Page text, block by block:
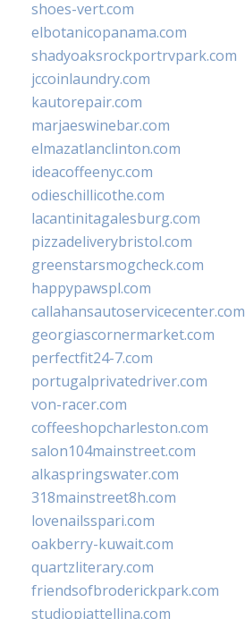
shoes-vert.com
elbotanicopanama.com
shadyoaksrockportrvpark.com
jccoinlaundry.com
kautorepair.com
marjaeswinebar.com
elmazatlanclinton.com
ideacoffeenyc.com
odieschillicothe.com
lacantinitagalesburg.com
pizzadeliverybristol.com
greenstarsmogcheck.com
happypawspl.com
callahansautoservicecenter.com
georgiascornermarket.com
perfectfit24-7.com
portugalprivatedriver.com
von-racer.com
coffeeshopcharleston.com
salon104mainstreet.com
alkaspringswater.com
318mainstreet8h.com
lovenailsspari.com
oakberry-kuwait.com
quartzliterary.com
friendsofbroderickpark.com
studiopiattellina.com